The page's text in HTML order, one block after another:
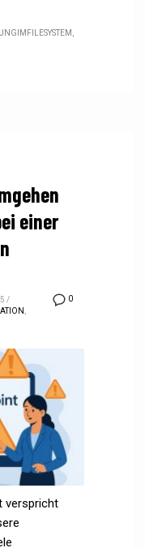
einer
0
/
,
verspricht